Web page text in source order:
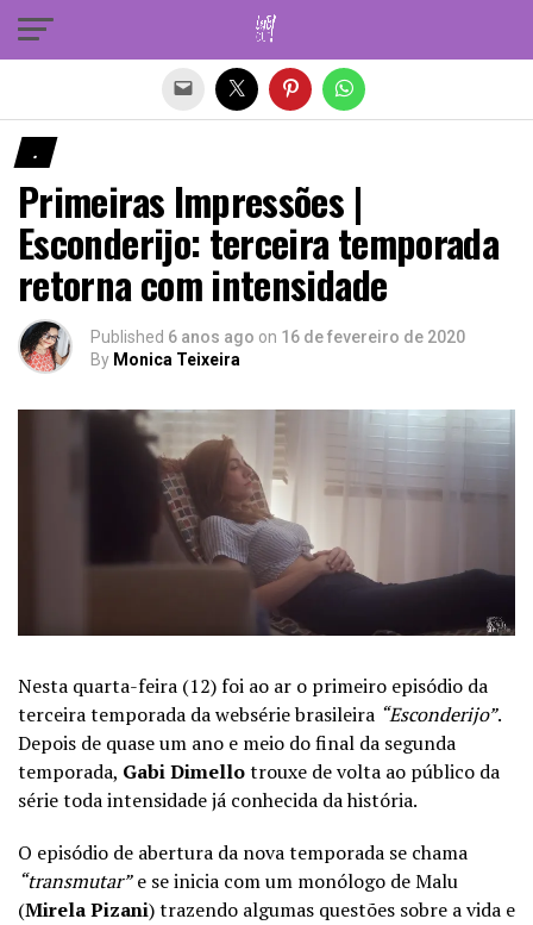
.
Primeiras Impressões |
Esconderijo: terceira temporada
retorna com intensidade
Published 6 anos ago on 16 de fevereiro de 2020
By Monica Teixeira
Nesta quarta-feira (12) foi ao ar o primeiro episódio da
terceira temporada da websérie brasileira “Esconderijo”.
Depois de quase um ano e meio do final da segunda
temporada, Gabi Dimellotrouxe de volta ao público da
série toda intensidade já conhecida da história.
O episódio de abertura da nova temporada se chama
“transmutar”e se inicia com um monólogo de Malu
(Mirela Pizani) trazendo algumas questões sobre a vida e
Sair da versão mobile